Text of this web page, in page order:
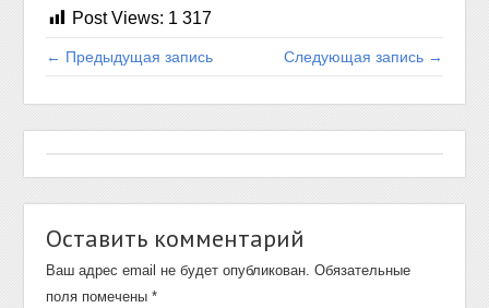
Post Views: 1 317
← Предыдущая запись Следующая запись →
Оставить комментарий
Ваш адрес email не будет опубликован. Обязательные
поля помечены*